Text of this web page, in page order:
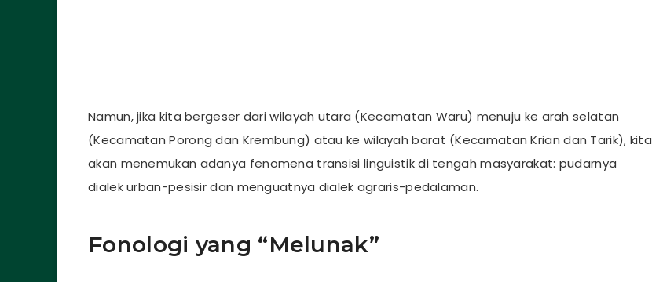
Namun, jika kita bergeser dari wilayah utara (Kecamatan Waru) menuju ke arah selatan
(Kecamatan Porong dan Krembung) atau ke wilayah barat (Kecamatan Krian dan Tarik), kita
akan menemukan adanya fenomena transisi linguistik di tengah masyarakat: pudarnya
dialek urban-pesisir dan menguatnya dialek agraris-pedalaman.
Fonologi yang “Melunak”